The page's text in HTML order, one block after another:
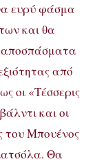
ευρύ φάσμα
και θα
από
οι «Τέσσερις
και οι
του Μπουένος
Θα